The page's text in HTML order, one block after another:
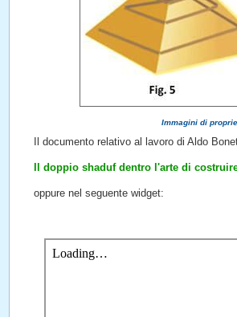
Immagini di
Il documento relativo al lavoro di Aldo
Il doppio shaduf dentro l'arte di
oppure nel seguente widget: